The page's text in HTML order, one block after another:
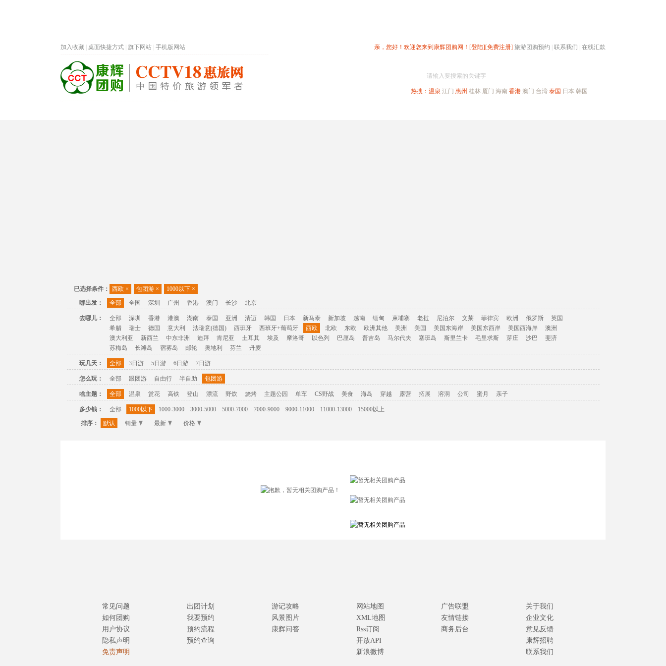
亲，您好！欢迎您来到康辉团购网！ [登陆][免费注册] 旅游团购预约 联系我们 在线汇款
加入收藏 桌面快捷方式 旗下网站 手机版网站
请输入要搜索的关键字
热搜： 温泉 江门 惠州 桂林 厦门 海南 香港 澳门 台湾 泰国 日本 韩国
已选择条件： 西欧 × 包团游 × 1000以下 ×
哪出发：
全部 全国 深圳 广州 香港 澳门 长沙 北京
去哪儿： 全部 深圳 香港 港澳 湖南 泰国 亚洲 清迈 韩国 日本 新马泰 新加坡 越南 缅甸 柬埔寨 老挝 尼泊尔 文莱 菲律宾 欧洲 俄罗斯
英国
希腊
瑞士 德国 意大利 法瑞意(德国) 西班牙 西班牙+葡萄牙 西欧 北欧 东欧 欧洲其他 美洲 美国 美国东海岸 美国东西岸 美国西海岸
澳洲
澳大利亚
新西兰 中东非洲 迪拜 肯尼亚 土耳其 埃及 摩洛哥 以色列 巴厘岛 普吉岛 马尔代夫 塞班岛 斯里兰卡 毛里求斯 芽庄 沙巴
斐济
苏梅岛
长滩岛 宿雾岛 邮轮 奥地利 芬兰 丹麦
玩几天： 全部 3日游 5日游 6日游 7日游
怎么玩： 全部 跟团游 自由行 半自助 包团游
啥主题： 全部 温泉 赏花 高铁 登山 漂流 野炊 烧烤 主题公园 单车 CS野战 美食 海岛 穿越 露营 拓展 溶洞 公司 蜜月 亲子
多少钱： 全部 1000以下 1000-3000 3000-5000 5000-7000 7000-9000 9000-11000 11000-13000
15000以上
排序：
默认 销量 最新 价格
常见问题
如何团购
用户协议
隐私声明
免责声明
出团计划
我要预约
预约流程
预约查询
游记攻略
风景图片
康辉问答
网站地图
XML地图
Rss订阅
开放API
新浪微博
广告联盟
友情链接
商务后台
关于我们
企业文化
意见反馈
康辉招聘
联系我们